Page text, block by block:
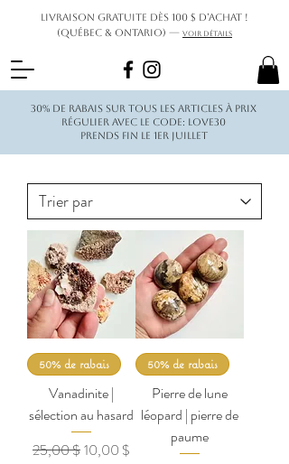
Livraison gratuite dès 100 $ d’achat !
(Québec & Ontario) — Voir détails
30% de rabais sur tous les articles à prix
régulier avec le code: love30
Prends fin le 1er juillet
50% de rabais
Vanadinite |
sélection au hasard
Prix original
25,00 $Prix promotionnel
10,00 $
50% de rabais
Pierre de lune
léopard | pierre de
paume